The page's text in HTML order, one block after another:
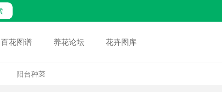
百花图谱 养花论坛 花卉图库
阳台种菜